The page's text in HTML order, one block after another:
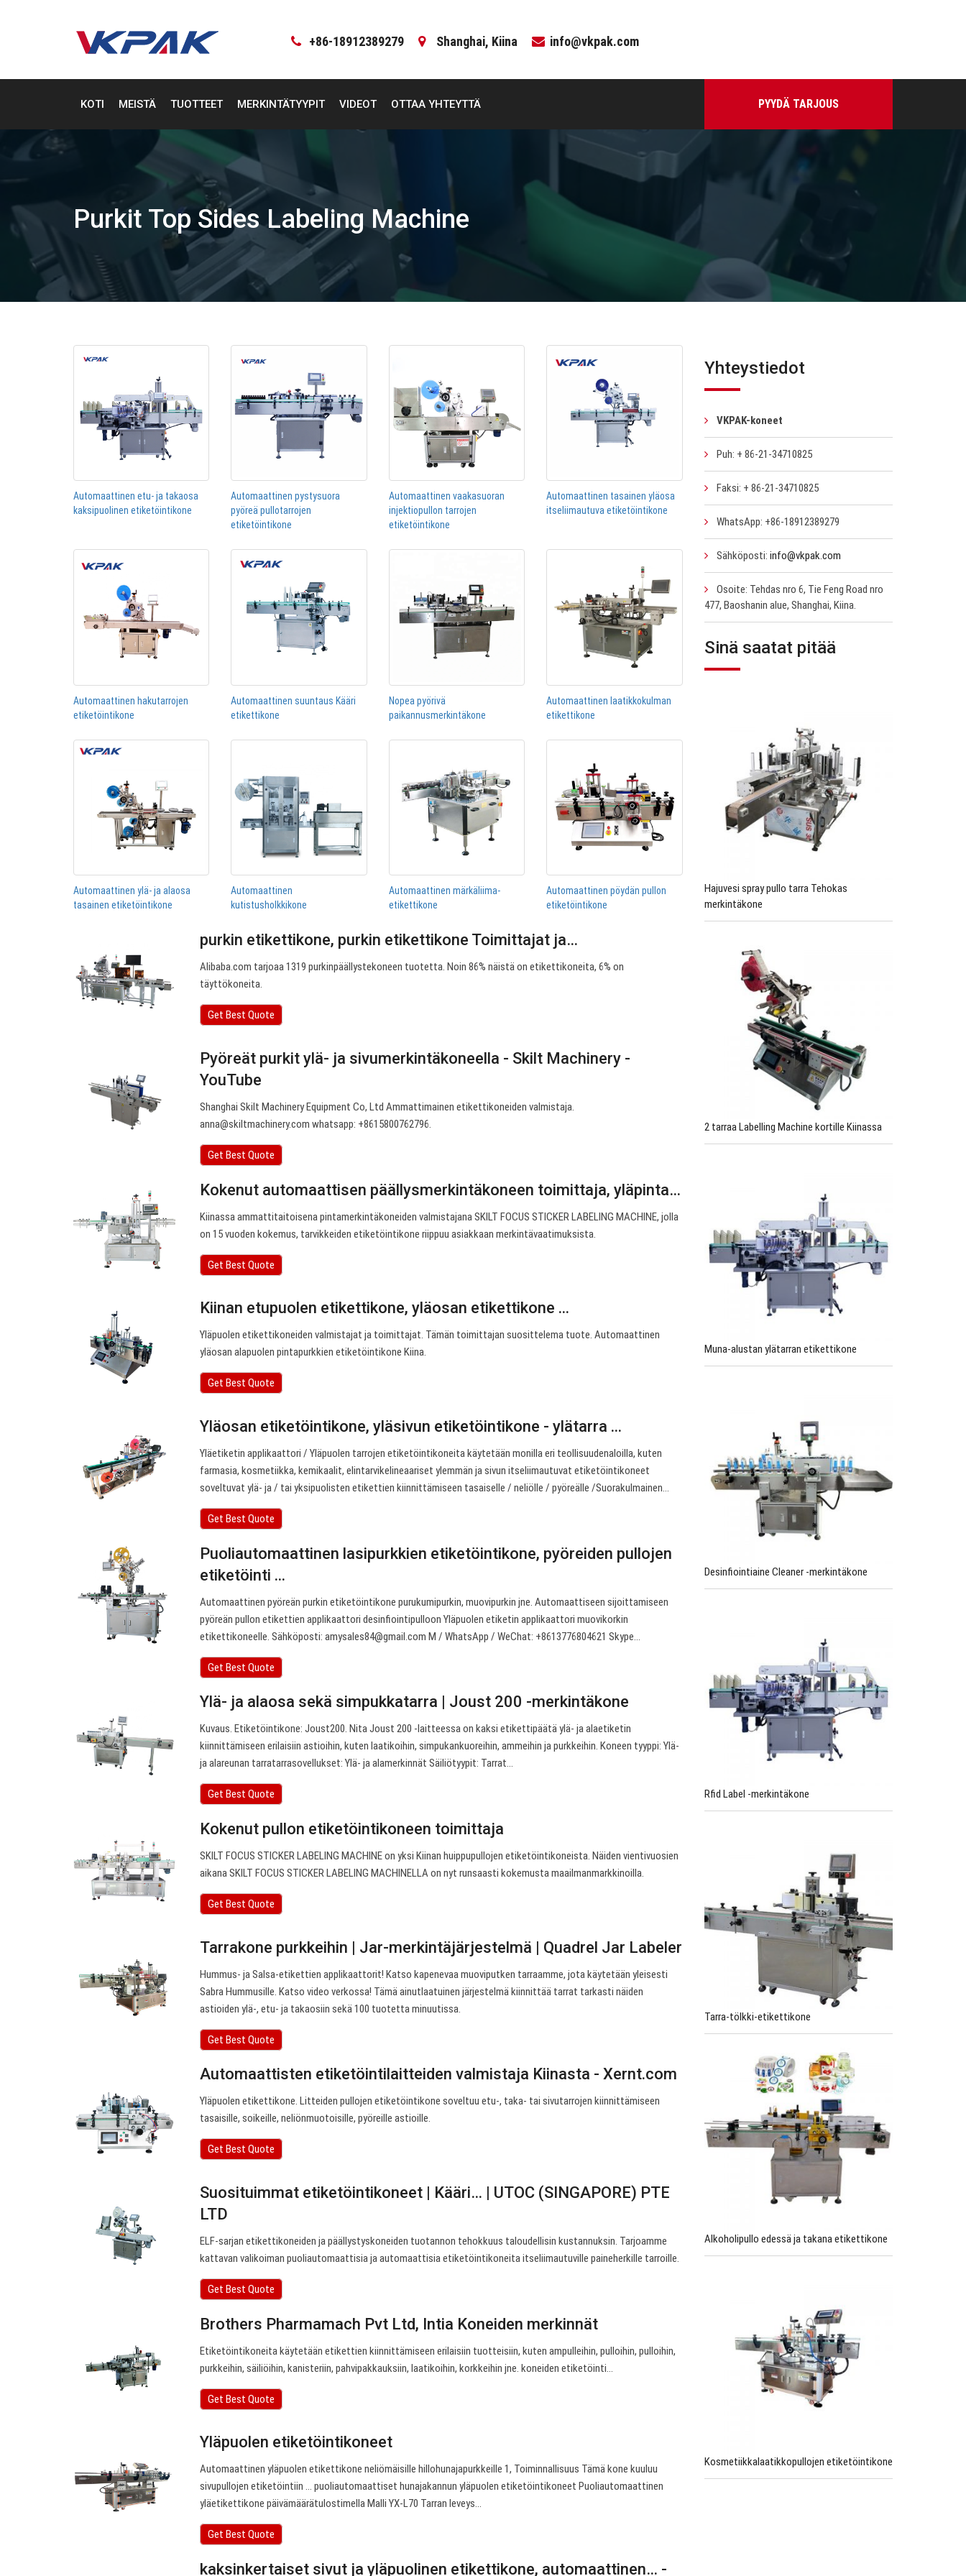
+86-18912389279 Shanghai, Kiina info@vkpak.com
KOTI MEISTÄ TUOTTEET MERKINTÄTYYPIT VIDEOT OTTAA YHTEYTTÄ PYYDÄ TARJOUS
Purkit Top Sides Labeling Machine
Automaattinen etu- ja takaosa
kaksipuolinen etiketöintikone
Automaattinen pystysuora
pyöreä pullotarrojen
etiketöintikone
Automaattinen vaakasuoran
injektiopullon tarrojen
etiketöintikone
Automaattinen tasainen yläosa
itseliimautuva etiketöintikone
Automaattinen hakutarrojen
etiketöintikone
Automaattinen suuntaus Kääri
etikettikone
Nopea pyörivä
paikannusmerkintäkone
Automaattinen laatikkokulman
etikettikone
Automaattinen ylä- ja alaosa
tasainen etiketöintikone
Automaattinen
kutistusholkkikone
Automaattinen märkäliima-
etikettikone
Automaattinen pöydän pullon
etiketöintikone
purkin etikettikone, purkin etikettikone Toimittajat ja…
Alibaba.com tarjoaa 1319 purkinpäällystekoneen tuotetta. Noin 86% näistä on etikettikoneita, 6% on
täyttökoneita.
Get Best Quote
Pyöreät purkit ylä- ja sivumerkintäkoneella - Skilt Machinery -
YouTube
Shanghai Skilt Machinery Equipment Co, Ltd Ammattimainen etikettikoneiden valmistaja.
anna@skiltmachinery.com whatsapp: +8615800762796.
Get Best Quote
Kokenut automaattisen päällysmerkintäkoneen toimittaja, yläpinta…
Kiinassa ammattitaitoisena pintamerkintäkoneiden valmistajana SKILT FOCUS STICKER LABELING MACHINE, jolla
on 15 vuoden kokemus, tarvikkeiden etiketöintikone riippuu asiakkaan merkintävaatimuksista.
Get Best Quote
Kiinan etupuolen etikettikone, yläosan etikettikone ...
Yläpuolen etikettikoneiden valmistajat ja toimittajat. Tämän toimittajan suosittelema tuote. Automaattinen
yläosan alapuolen pintapurkkien etiketöintikone Kiina.
Get Best Quote
Yläosan etiketöintikone, yläsivun etiketöintikone - ylätarra ...
Yläetiketin applikaattori / Yläpuolen tarrojen etiketöintikoneita käytetään monilla eri teollisuudenaloilla, kuten
farmasia, kosmetiikka, kemikaalit, elintarvikelineaariset ylemmän ja sivun itseliimautuvat etiketöintikoneet
soveltuvat ylä- ja / tai yksipuolisten etikettien kiinnittämiseen tasaiselle / neliölle / pyöreälle /Suorakulmainen…
Get Best Quote
Puoliautomaattinen lasipurkkien etiketöintikone, pyöreiden pullojen
etiketöinti ...
Automaattinen pyöreän purkin etiketöintikone purukumipurkin, muovipurkin jne. Automaattiseen sijoittamiseen
pyöreän pullon etikettien applikaattori desinfiointipulloon Yläpuolen etiketin applikaattori muovikorkin
etikettikoneelle. Sähköposti:amysales84@gmail.com M / WhatsApp / WeChat: +8613776804621 Skype…
Get Best Quote
Ylä- ja alaosa sekä simpukkatarra | Joust 200 -merkintäkone
Kuvaus. Etiketöintikone: Joust200. Nita Joust 200 -laitteessa on kaksi etikettipäätä ylä- ja alaetiketin
kiinnittämiseen erilaisiin astioihin, kuten laatikoihin, simpukankuoreihin, ammeihin ja purkkeihin. Koneen tyyppi: Ylä-
ja alareunan tarratarrasovellukset: Ylä- ja alamerkinnät Säiliötyypit: Tarrat…
Get Best Quote
Kokenut pullon etiketöintikoneen toimittaja
SKILT FOCUS STICKER LABELING MACHINE on yksi Kiinan huippupullojen etiketöintikoneista. Näiden vientivuosien
aikana SKILT FOCUS STICKER LABELING MACHINELLA on nyt runsaasti kokemusta maailmanmarkkinoilla.
Get Best Quote
Tarrakone purkkeihin | Jar-merkintäjärjestelmä | Quadrel Jar Labeler
Hummus- ja Salsa-etikettien applikaattorit! Katso kapenevaa muoviputken tarraamme, jota käytetään yleisesti
Sabra Hummusille. Katso video verkossa! Tämä ainutlaatuinen järjestelmä kiinnittää tarrat tarkasti näiden
astioiden ylä-, etu- ja takaosiin sekä 100 tuotetta minuutissa.
Get Best Quote
Automaattisten etiketöintilaitteiden valmistaja Kiinasta - Xernt.com
Yläpuolen etikettikone. Litteiden pullojen etiketöintikone soveltuu etu-, taka- tai sivutarrojen kiinnittämiseen
tasaisille, soikeille, neliönmuotoisille, pyöreille astioille.
Get Best Quote
Suosituimmat etiketöintikoneet | Kääri… | UTOC (SINGAPORE) PTE
LTD
ELF-sarjan etikettikoneiden ja päällystyskoneiden tuotannon tehokkuus taloudellisin kustannuksin. Tarjoamme
kattavan valikoiman puoliautomaattisia ja automaattisia etiketöintikoneita itseliimautuville paineherkille tarroille.
Get Best Quote
Brothers Pharmamach Pvt Ltd, Intia Koneiden merkinnät
Etiketöintikoneita käytetään etikettien kiinnittämiseen erilaisiin tuotteisiin, kuten ampulleihin, pulloihin, pulloihin,
purkkeihin, säiliöihin, kanisteriin, pahvipakkauksiin, laatikoihin, korkkeihin jne. koneiden etiketöinti…
Get Best Quote
Yläpuolen etiketöintikoneet
Automaattinen yläpuolen etikettikone neliömäisille hillohunajapurkkeille 1, Toiminnallisuus Tämä kone kuuluu
sivupullojen etiketöintiin ... puoliautomaattiset hunajakannun yläpuolen etiketöintikoneet Puoliautomaattinen
yläetikettikone päivämäärätulostimella Malli YX-L70 Tarran leveys…
Get Best Quote
kaksinkertaiset sivut ja yläpuolinen etikettikone, automaattinen… -
Yhteystiedot
VKPAK-koneet
Puh: + 86-21-34710825
Faksi: + 86-21-34710825
WhatsApp: +86-18912389279
Sähköposti: info@vkpak.com
Osoite: Tehdas nro 6, Tie Feng Road nro
477, Baoshanin alue, Shanghai, Kiina.
Sinä saatat pitää
Hajuvesi spray pullo tarra Tehokas
merkintäkone
2 tarraa Labelling Machine kortille Kiinassa
Muna-alustan ylätarran etikettikone
Desinfiointiaine Cleaner -merkintäkone
Rfid Label -merkintäkone
Tarra-tölkki-etikettikone
Alkoholipullo edessä ja takana etikettikone
Kosmetiikkalaatikkopullojen etiketöintikone